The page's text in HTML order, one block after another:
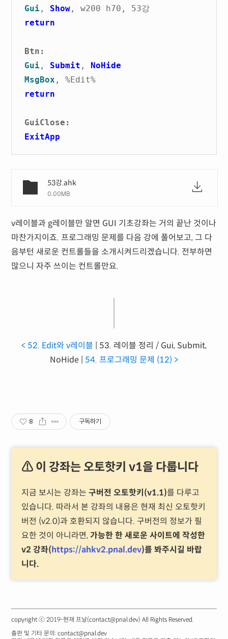
Gui , Show , w200 h70, 53강
return
Btn:
Gui , Submit ,
NoHide
MsgBox , %Edit%
return
GuiClose:
ExitApp
53강.ahk
0.00MB
v레이블과 g레이블만 알면 GUI 기초강좌는 거의 끝난 것이나
마찬가지이죠. 프로그래밍 문제를 다음 강에 풀어보고, 그 다
음부턴 새로운 컨트롤들을 소개시켜드리겠습니다. 전부하면
많으니 자주 쓰이는 컨트롤만요.
< 52. Edit와 v레이블 | 53. 레이블 정리 / Gui, Submit,
NoHide | 54. 프로그래밍 문제 (12) >
8 구독하기
⚠ 이 강좌는 오토핫키 v1을 다룹니다
지금 보시는 강좌는구버전 오토핫키(v1.1)를 다루고
있습니다. 따라서 본 강좌의 내용은 현재 최신 오토핫키
버전 (v2.0)과 호환되지 않습니다. 구버전의 정보가 필
요한 것이 아니라면,가능한 한 새로운 사이트에 작성한
v2 강좌(https://ahkv2.pnal.dev)를 봐주시길 바랍
니다.
copyright ⓒ 2019-현재 프날(contact@pnal.dev) All Rights Reserved.
출판 및 기타 문의: contact@pnal.dev